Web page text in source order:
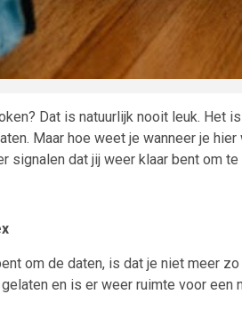
Dat is natuurlijk nooit leuk. Het
Maar hoe weet je wanneer je
signalen dat jij weer klaar bent om
om de daten, is dat je niet meer
en is er weer ruimte voor een